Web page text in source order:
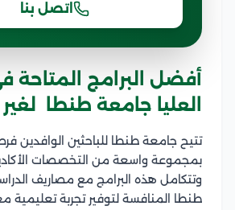
اتصل بنا
أفضل البرامج المتاحة
العليا جامعة طنطا
تتيح جامعة طنطا للباحثين الوافدين
بمجموعة واسعة من التخصصات
وتتكامل هذه البرامج مع مصاريف
طنطا المنافسة لتوفير تجربة تعليمية